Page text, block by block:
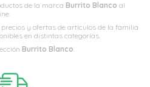
de la marca Burrito Blanco al
y ofertas de artículos de la familia
en distintas categorías.
Burrito Blanco.